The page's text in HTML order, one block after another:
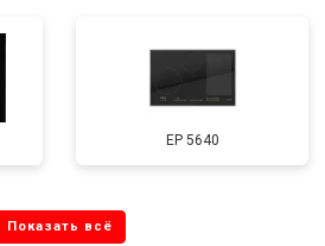
EP 5640